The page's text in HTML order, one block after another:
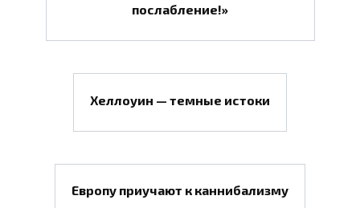
послабление!»
Хеллоуин — темные истоки
Европу приучают к каннибализму